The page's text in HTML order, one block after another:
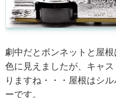
劇中だとボンネットと屋
色に見えましたが、キャ
りますね・・・屋根はシ
ーです。